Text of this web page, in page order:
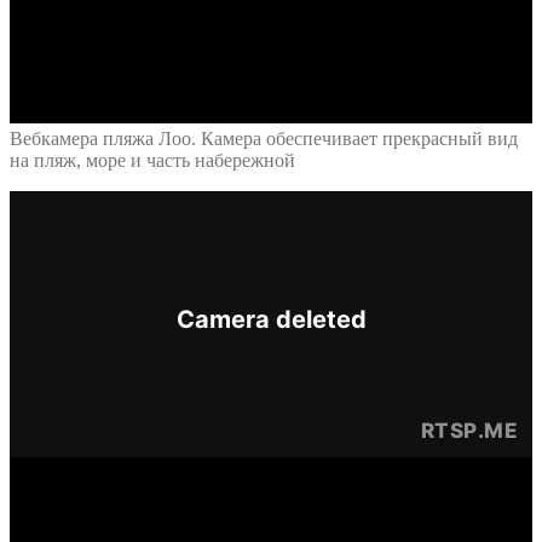
Вебкамера пляжа Лоо. Камера обеспечивает прекрасный вид
на пляж, море и часть набережной